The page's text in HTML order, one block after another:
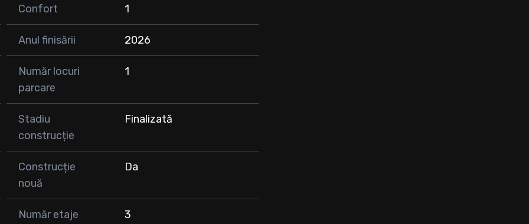
strategice și dezvoltării continue a zonei.
Confort 1
Anul finisării 2026
Număr locuri
parcare
1
Stadiu
construcție
Finalizată
Construcție
nouă
Da
Număr etaje
3